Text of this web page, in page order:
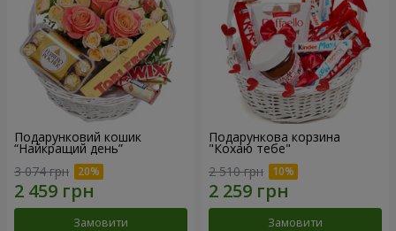
Подарунковий кошик
“Найкращий день”
3 074 грн
Замовити
Подарункова корзина
"Кохаю тебе"
2 510 грн
Замовити